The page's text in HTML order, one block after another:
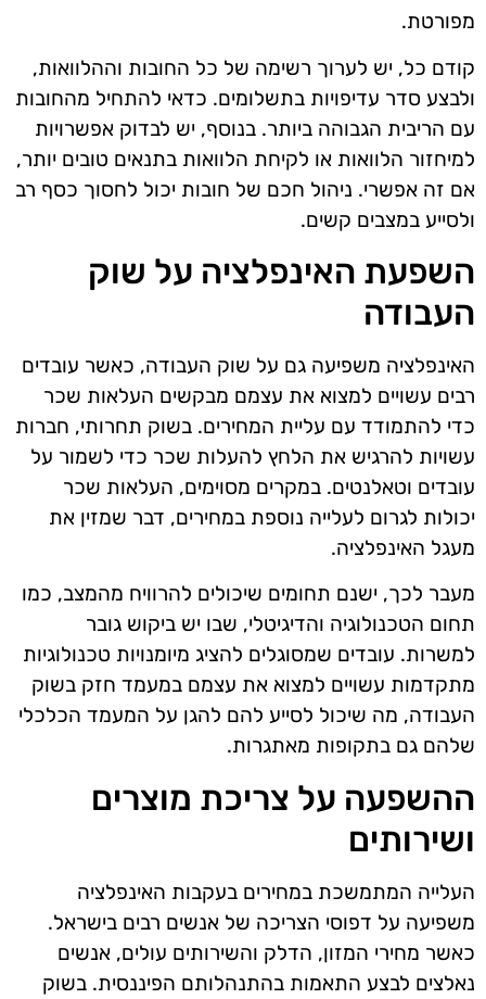
מפורטת.
קודם כל, יש לערוך רשימה של כל החובות וההלוואות,
ולבצע סדר עדיפויות בתשלומים. כדאי להתחיל מהחובות
עם הריבית הגבוהה ביותר. בנוסף, יש לבדוק אפשרויות
למיחזור הלוואות או לקיחת הלוואות בתנאים טובים יותר,
אם זה אפשרי. ניהול חכם של חובות יכול לחסוך כסף רב
ולסייע במצבים קשים.
השפעת האינפלציה על שוק
העבודה
האינפלציה משפיעה גם על שוק העבודה, כאשר עובדים
רבים עשויים למצוא את עצמם מבקשים העלאות שכר
כדי להתמודד עם עליית המחירים. בשוק תחרותי, חברות
עשויות להרגיש את הלחץ להעלות שכר כדי לשמור על
עובדים וטאלנטים. במקרים מסוימים, העלאות שכר
יכולות לגרום לעלייה נוספת במחירים, דבר שמזין את
מעגל האינפלציה.
מעבר לכך, ישנם תחומים שיכולים להרוויח מהמצב, כמו
תחום הטכנולוגיה והדיגיטלי, שבו יש ביקוש גובר
למשרות. עובדים שמסוגלים להציג מיומנויות טכנולוגיות
מתקדמות עשויים למצוא את עצמם במעמד חזק בשוק
העבודה, מה שיכול לסייע להם להגן על המעמד הכלכלי
שלהם גם בתקופות מאתגרות.
ההשפעה על צריכת מוצרים
ושירותים
העלייה המתמשכת במחירים בעקבות האינפלציה
משפיעה על דפוסי הצריכה של אנשים רבים בישראל.
כאשר מחירי המזון, הדלק והשירותים עולים, אנשים
נאלצים לבצע התאמות בהתנהלותם הפיננסית. בשוק